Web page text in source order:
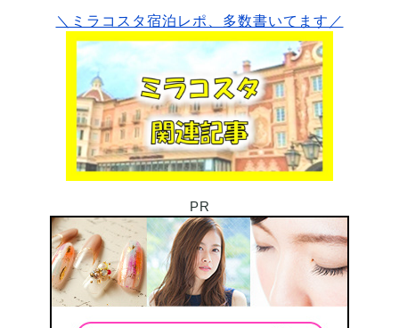
＼ミラコスタ宿泊レポ、多数書いてます／
PR